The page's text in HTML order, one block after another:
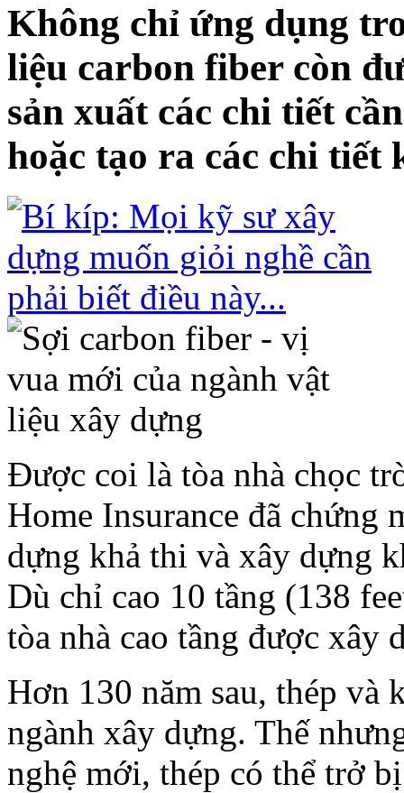
Không chỉ ứng dụng
liệu carbon fiber còn
sản xuất các chi tiết
hoặc tạo ra các chi
Được coi là tòa nhà chọc
Home Insurance đã chứng
dựng khả thi và xây dựng
Dù chỉ cao 10 tầng (138
tòa nhà cao tầng được xây
Hơn 130 năm sau, thép và
ngành xây dựng. Thế
nghệ mới, thép có thể trở